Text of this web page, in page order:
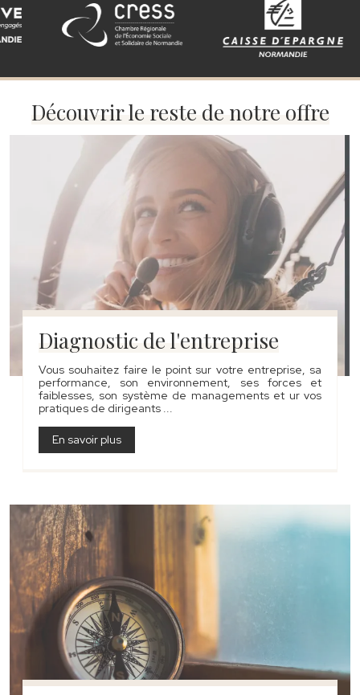
Découvrir le reste de notre offre
Diagnostic de l'entreprise
Vous souhaitez faire le point sur votre entreprise, sa
performance, son environnement, ses forces et
faiblesses, son système de managements et ur vos
pratiques de dirigeants ...
En savoir plus